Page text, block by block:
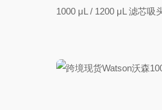
1000 μL / 1200 μL 滤芯吸